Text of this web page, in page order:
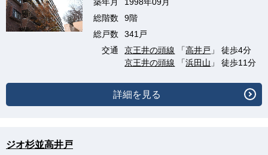
総階数
9階
総戸数
341戸
交通
京王井の頭線 「高井戸 」 徒歩4分
京王井の頭線 「浜田山 」 徒歩11分
詳細を見る
ジオ杉並高井戸